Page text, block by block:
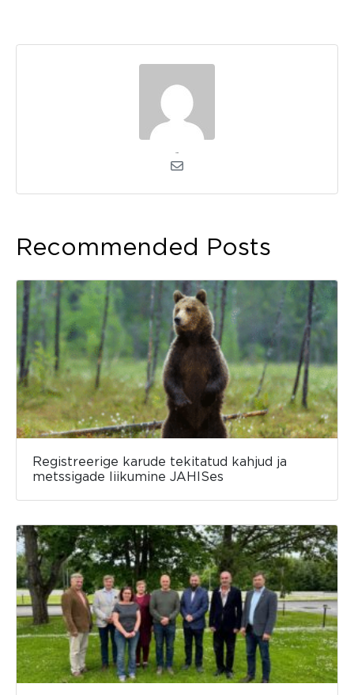
Recommended Posts
Registreerige karude tekitatud kahjud ja
metssigade liikumine JAHISes